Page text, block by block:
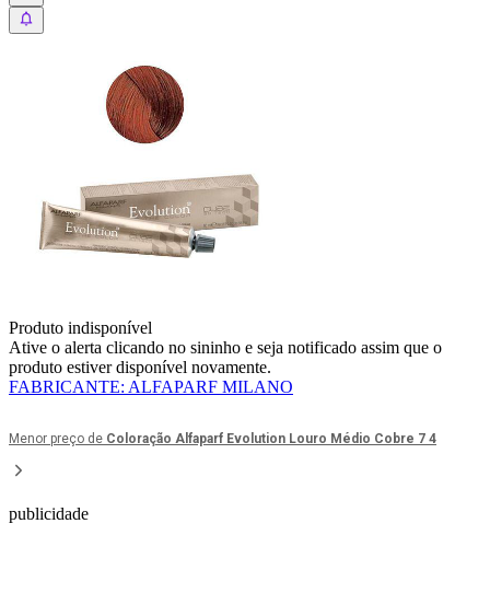
Produto indisponível
Ative o alerta clicando no sininho e seja notificado assim que o
produto estiver disponível novamente.
FABRICANTE: ALFAPARF MILANO
Menor preço de Coloração Alfaparf Evolution Louro Médio Cobre 7 4
publicidade